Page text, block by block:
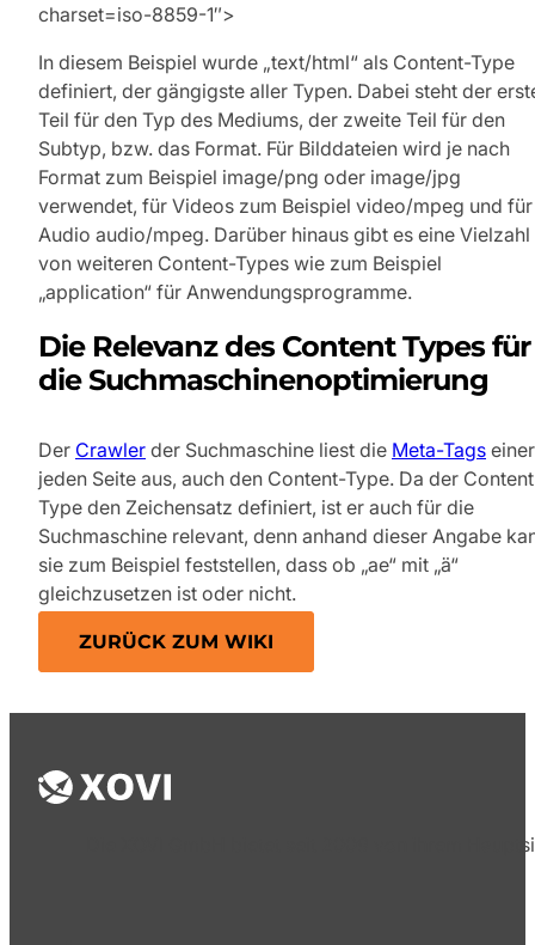
charset=iso-8859-1″>
In diesem Beispiel wurde „text/html“ als Content-Type
definiert, der gängigste aller Typen. Dabei steht der
Teil für den Typ des Mediums, der zweite Teil für den
Subtyp, bzw. das Format. Für Bilddateien wird je nach
Format zum Beispiel image/png oder image/jpg
verwendet, für Videos zum Beispiel video/mpeg und für
Audio audio/mpeg. Darüber hinaus gibt es eine Vielzahl
von weiteren Content-Types wie zum Beispiel
„application“ für Anwendungsprogramme.
Die Relevanz des Content Types für
die Suchmaschinenoptimierung
Der Crawler der Suchmaschine liest die Meta-Tags einer
jeden Seite aus, auch den Content-Type. Da der
Type den Zeichensatz definiert, ist er auch für die
Suchmaschine relevant, denn anhand dieser Angabe
sie zum Beispiel feststellen, dass ob „ae“ mit „ä“
gleichzusetzen ist oder nicht.
ZURÜCK ZUM WIKI
Die XOVI GmbH bietet seit 2009 von ihrem